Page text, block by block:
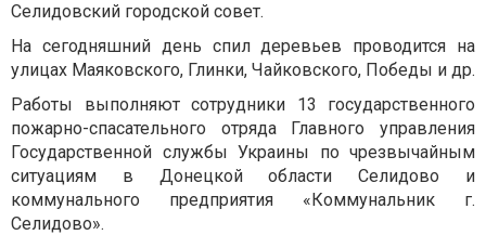
Селидовский городской совет.
На сегодняшний день спил деревьев проводится на
улицах Маяковского, Глинки, Чайковского, Победы и др.
Работы выполняют сотрудники 13 государственного
пожарно-спасательного отряда Главного управления
Государственной службы Украины по чрезвычайным
ситуациям в Донецкой области Селидово и
коммунального предприятия «Коммунальник г.
Селидово».